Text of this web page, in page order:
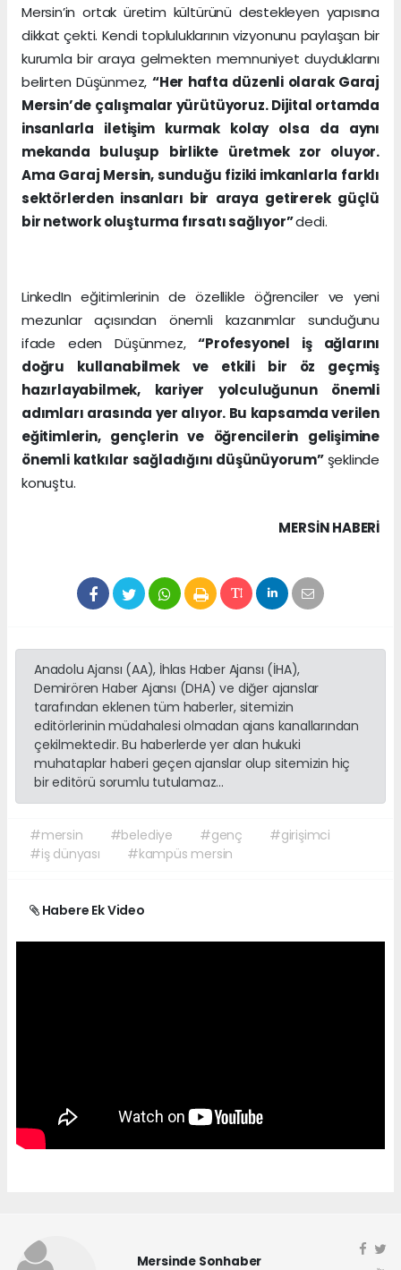
Mersin’in ortak üretim kültürünü destekleyen yapısına
dikkat çekti. Kendi topluluklarının vizyonunu paylaşan bir
kurumla bir araya gelmekten memnuniyet duyduklarını
belirten Düşünmez, “Her hafta düzenli olarak Garaj
Mersin’de çalışmalar yürütüyoruz. Dijital ortamda
insanlarla iletişim kurmak kolay olsa da aynı
mekanda buluşup birlikte üretmek zor oluyor.
Ama Garaj Mersin, sunduğu fiziki imkanlarla farklı
sektörlerden insanları bir araya getirerek güçlü
bir network oluşturma fırsatı sağlıyor”dedi.
LinkedIn eğitimlerinin de özellikle öğrenciler ve yeni
mezunlar açısından önemli kazanımlar sunduğunu
ifade eden Düşünmez,“Profesyonel iş ağlarını
doğru kullanabilmek ve etkili bir öz geçmiş
hazırlayabilmek, kariyer yolculuğunun önemli
adımları arasında yer alıyor. Bu kapsamda verilen
eğitimlerin, gençlerin ve öğrencilerin gelişimine
önemli katkılar sağladığını düşünüyorum” şeklinde
konuştu.
MERSIN HABERİ
Anadolu Ajansı (AA), İhlas Haber Ajansı (İHA),
Demirören Haber Ajansı (DHA) ve diğer ajanslar
tarafından eklenen tüm haberler, sitemizin
editörlerinin müdahalesi olmadan ajans kanallarından
çekilmektedir. Bu haberlerde yer alan hukuki
muhataplar haberi geçen ajanslar olup sitemizin hiç
bir editörü sorumlu tutulamaz...
#mersin #belediye #genç
#girişimci
#iş dünyası
#kampüs mersin
Habere Ek Video
Mersinde Sonhaber